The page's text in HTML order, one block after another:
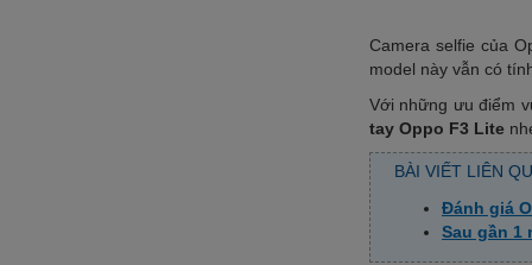
Camera selfie của
model này vẫn có
Với những ưu điểm
tay Oppo F3 Lite
BÀI VIẾT LIÊN
Đánh giá
Sau gần 1